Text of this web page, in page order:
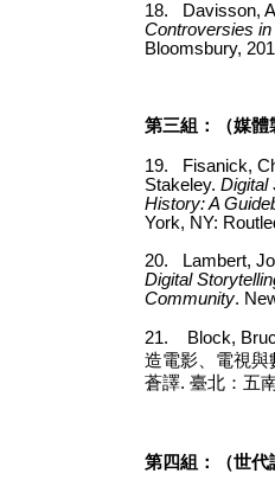
18.
Davisson,
Controversies
Bloomsbury,
第三組：（媒體
19.
Fisanick,
Stakeley. Digital
History: A
York, NY:
20.
Lambert,
Digital
Community.
21.
Block,
造電影、電視與
蒼譯. 臺北：五
第四組：（世代